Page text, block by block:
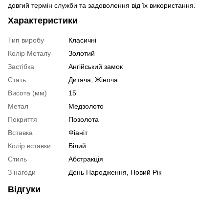
довгий термін служби та задоволення від їх використання.
Характеристики
Тип виробу
Класичні
Колір Металу
Золотий
Застібка
Ангійський замок
Стать
Дитяча Жіноча
Висота (мм)
15
Метал
Медзолото
Покриття
Позолота
Вставка
Фіаніт
Колір вставки
Білий
Стиль
Абстракція
З нагоди
День Народження, Новий Рік
Відгуки